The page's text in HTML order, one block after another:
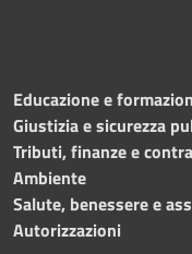
Educazione e
Giustizia e sicurezza
Tributi, finanze e
Ambiente
Salute, benessere e
Autorizzazioni